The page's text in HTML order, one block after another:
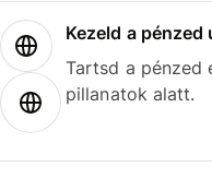
Kezeld a
Tartsd a pénzed
pillanatok alatt.